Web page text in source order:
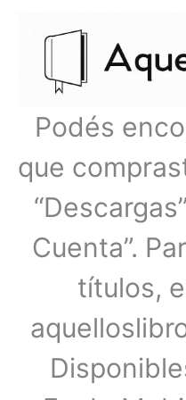
Podés
que
Cuenta”.
títulos,